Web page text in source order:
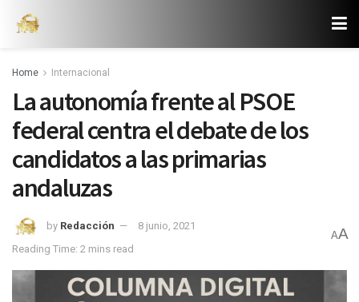
Home Internacional
La autonomía frente al PSOE
federal centra el debate de los
candidatos a las primarias
andaluzas
by Redacción
8 junio, 2021
Reading Time: 2 mins read
AA